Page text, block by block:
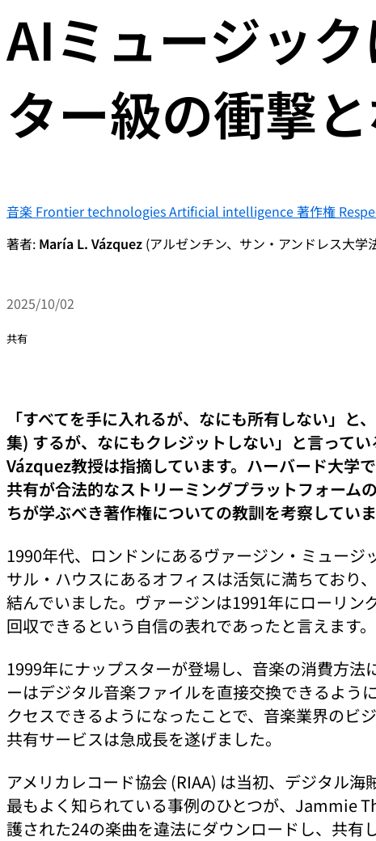
AIミュージッ
ター級の衝撃
音楽 Frontier technologiesArtificial intelligence著作権
著者: María L. Vázquez (アルゼンチン、サン・アンドレス大学
2025/10/02
共有
「すべてを手に入れるが、なにも所有しない」
集) するが、なにもクレジットしない」と言って
Vázquez教授は指摘しています。ハーバード大学
共有が合法的なストリーミングプラットフォーム
ちが学ぶべき著作権についての教訓を考察していま
1990年代、ロンドンにあるヴァージン・ミュー
サル・ハウスにあるオフィスは活気に満ちており
結んでいました。ヴァージンは1991年にローリ
回収できるという自信の表れであったと言えます
1999年にナップスターが登場し、音楽の消費方
ーはデジタル音楽ファイルを直接交換できるよう
クセスできるようになったことで、音楽業界のビ
共有サービスは急成長を遂げました。
アメリカレコード協会 (RIAA) は当初、デジタル
最もよく知られている事例のひとつが、Jammie
護された24の楽曲を違法にダウンロードし、共有